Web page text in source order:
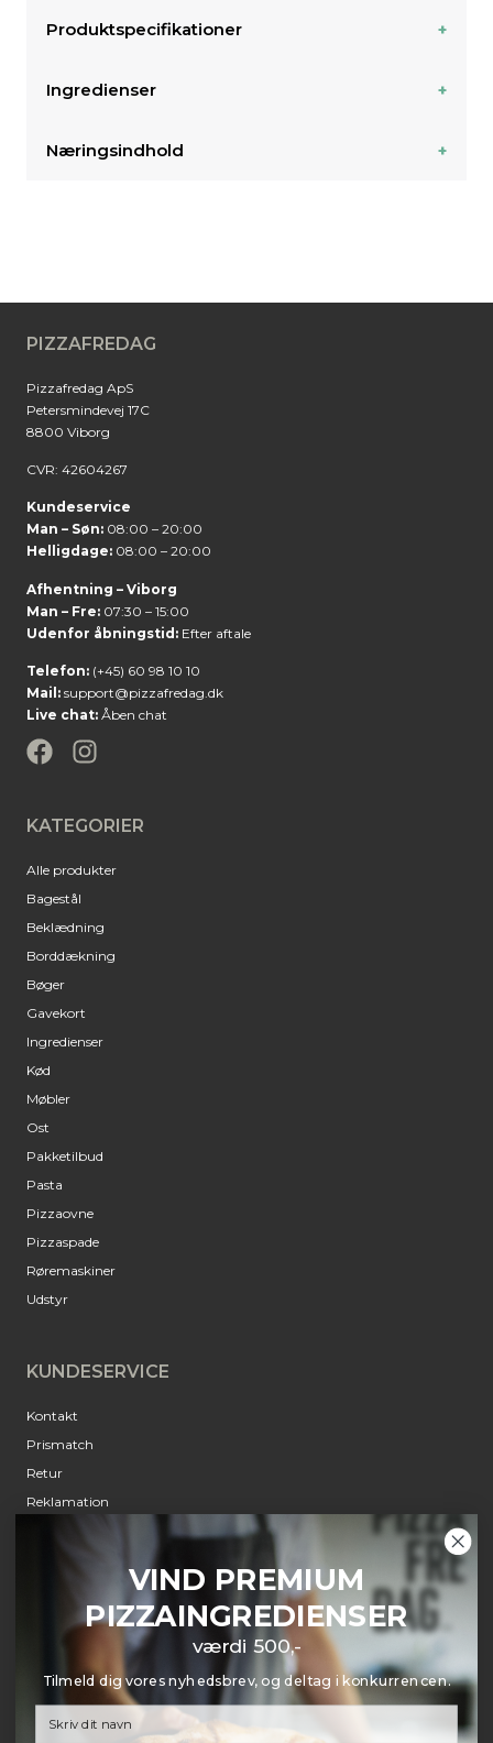
Produktspecifikationer
Ingredienser
Næringsindhold
PIZZAFREDAG
Pizzafredag ApS
Petersmindevej 17C
8800 Viborg
CVR: 42604267
Kundeservice
Man – Søn: 08:00 – 20:00
Helligdage: 08:00 – 20:00
Afhentning – Viborg
Man – Fre: 07:30 – 15:00
Udenfor åbningstid: Efter aftale
Telefon: (+45) 60 98 10 10
Mail: support@pizzafredag.dk
Live chat: Åben chat
KATEGORIER
Alle produkter
Bagestål
Beklædning
Borddækning
Bøger
Gavekort
Ingredienser
Kød
Møbler
Ost
Pakketilbud
Pasta
Pizzaovne
Pizzaspade
Røremaskiner
Udstyr
KUNDESERVICE
Kontakt
Prismatch
Retur
Reklamation
INFORMATION
Jobs
Betingelser
Privatliv
VIND PREMIUM
PIZZAINGREDIENSER
værdi 500,-
Tilmeld dig vores nyhedsbrev, og deltag i konkurrencen.